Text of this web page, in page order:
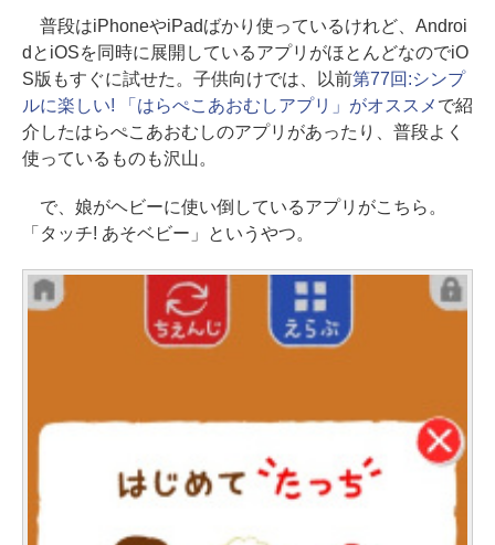
普段はiPhoneやiPadばかり使っているけれど、Androi
dとiOSを同時に展開しているアプリがほとんどなのでiO
S版もすぐに試せた。子供向けでは、以前第77回:シンプ
ルに楽しい! 「はらぺこあおむしアプリ」がオススメ で紹
介したはらぺこあおむしのアプリがあったり、普段よく
使っているものも沢山。
で、娘がヘビーに使い倒しているアプリがこちら。
「タッチ! あそベビー」というやつ。